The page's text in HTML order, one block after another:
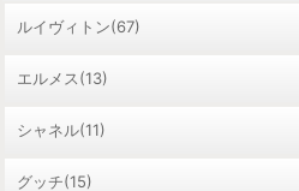
ルイヴィトン(67)
エルメス(13)
シャネル(11)
グッチ(15)